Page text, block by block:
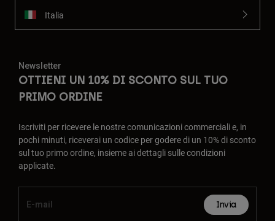
Italia
Newsletter
OTTIENI UN 10% DI SCONTO SUL TUO
PRIMO ORDINE
Iscriviti per ricevere le nostre comunicazioni commerciali e, in
pochi minuti, riceverai un codice per godere di un 10% di sconto
sul tuo primo ordine, insieme ai dettagli sulle condizioni
applicate.
Invia